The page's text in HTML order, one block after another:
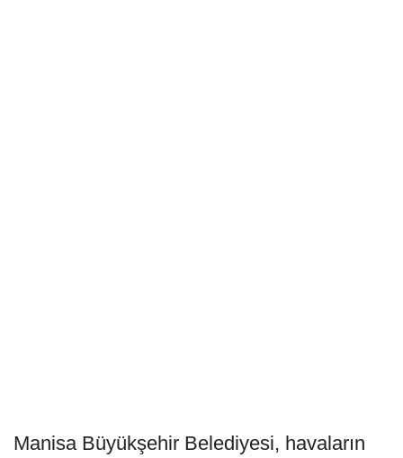
Manisa Büyükşehir Belediyesi, havaların